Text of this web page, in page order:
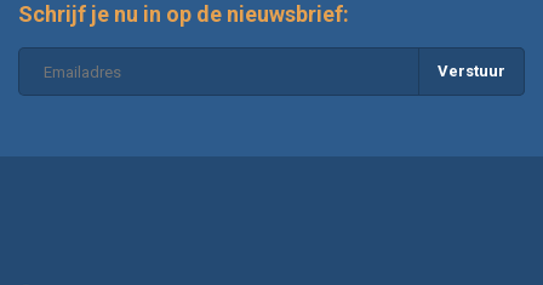
Schrijf je nu in op de nieuwsbrief:
Verstuur